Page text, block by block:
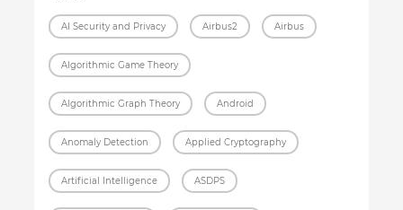
AI Security and Privacy Airbus2 Airbus
Algorithmic Game Theory
Algorithmic Graph Theory Android
Anomaly Detection Applied Cryptography
Artificial Intelligence ASDPS